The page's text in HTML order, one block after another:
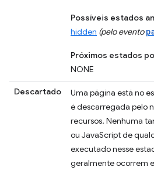
Possíveis estados
hidden (pelo evento
Próximos estados
NONE
Descartado Uma página está no
é descarregada pelo
recursos. Nenhuma
ou JavaScript de
executado nesse
geralmente ocorrem